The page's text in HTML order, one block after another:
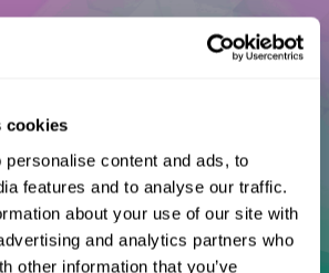
cookies
content and ads, to
features and to analyse our traffic.
about your use of our site with
and analytics partners who
other information that you’ve